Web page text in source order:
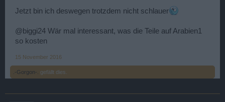
Jetzt bin ich deswegen trotzdem nicht schlauer
@biggi24 Wär mal interessant, was die Teile auf Arabien1
so kosten
15 November 2016
.-Gorgon-. gefällt dies.